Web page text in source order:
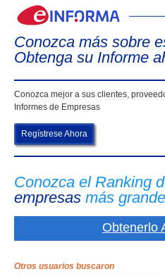
Conozca más sobre
Obtenga su Informe
Conozca mejor a sus clientes,
Informes de Empresas
Regístrese Ahora
Conozca el Ranking
empresas más
Obtenerlo
Otros usuarios buscaron